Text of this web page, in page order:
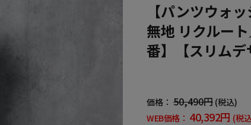
【パンツウォ
無地 リクルー
番】【スリムデ
価格： 50,490円 (税込)
WEB価格： 40,392円 (税